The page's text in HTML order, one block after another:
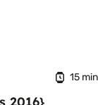
15 min
2016}